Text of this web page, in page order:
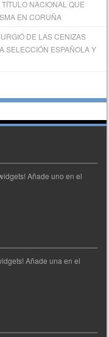
NACIONAL QUE
EN CORUÑA
DE LAS CENIZAS
SELECCIÓN ESPAÑOLA Y
Añade uno en el
Añade una en el